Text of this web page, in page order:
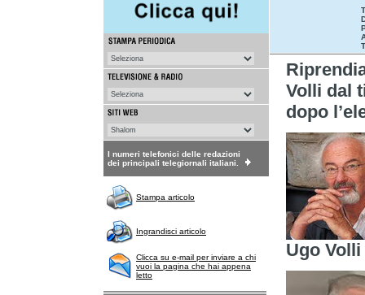
I numeri telefonici delle redazioni
dei principali telegiornali italiani.
Stampa articolo
Ingrandisci articolo
Clicca su e-mail per inviare a chi
vuoi la pagina che hai appena
letto
Volli dal
dopo
Ugo Volli